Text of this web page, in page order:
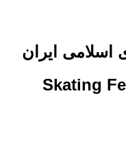
ایران
Skating